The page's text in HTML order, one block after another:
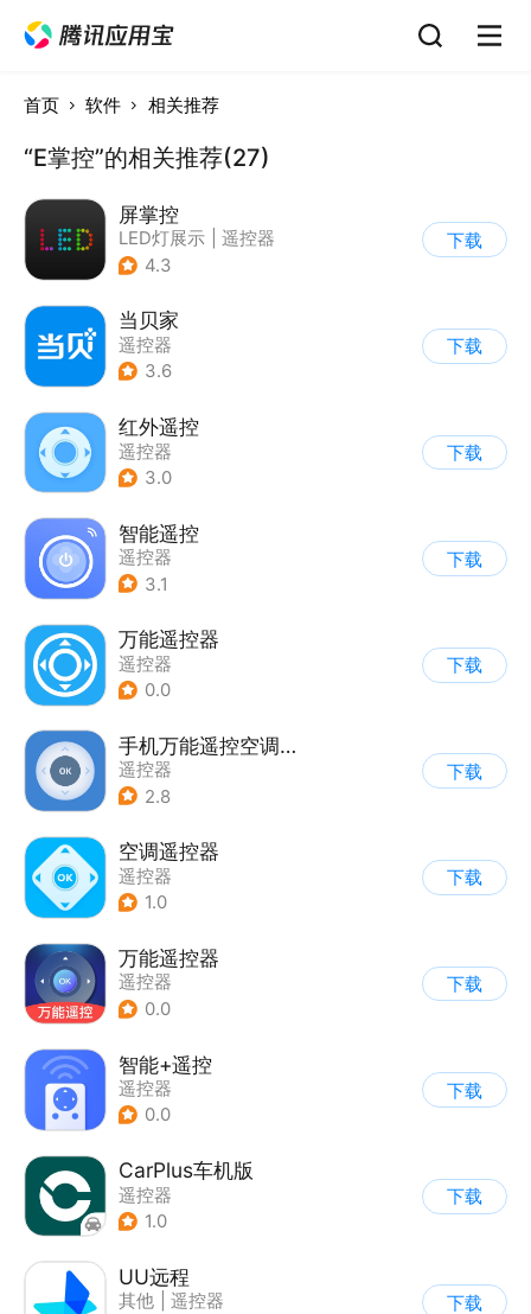
首页 软件 相关推荐
“E掌控”的相关推荐(27)
屏掌控
LED灯展示
遥控器
4.3
下载
当贝家
遥控器
3.6
下载
红外遥控
遥控器
3.0
下载
智能遥控
遥控器
3.1
下载
万能遥控器
遥控器
0.0
下载
手机万能遥控空调通用
遥控器
2.8
下载
空调遥控器
遥控器
1.0
下载
万能遥控器
遥控器
0.0
下载
智能+遥控
遥控器
0.0
下载
CarPlus车机版
遥控器
1.0
下载
UU远程
其他
遥控器
下载